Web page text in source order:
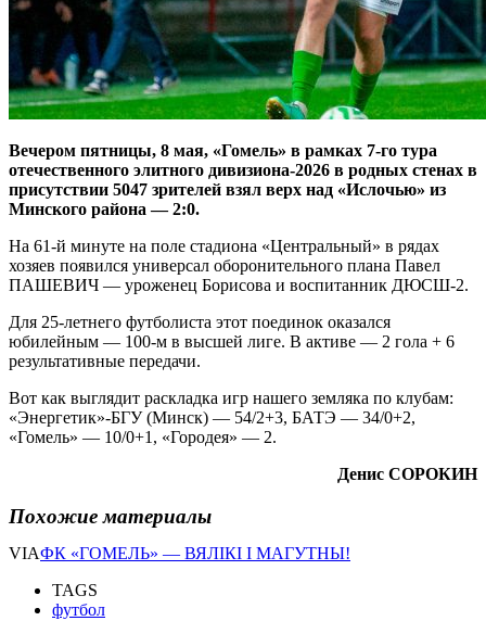
Вечером пятницы, 8 мая, «Гомель» в рамках 7-го тура
отечественного элитного дивизиона-2026 в родных стенах в
присутствии 5047 зрителей взял верх над «Ислочью» из
Минского района — 2:0.
На 61-й минуте на поле стадиона «Центральный» в рядах
хозяев появился универсал оборонительного плана Павел
ПАШЕВИЧ — уроженец Борисова и воспитанник ДЮСШ-2.
Для 25-летнего футболиста этот поединок оказался
юбилейным — 100-м в высшей лиге. В активе — 2 гола + 6
результативные передачи.
Вот как выглядит раскладка игр нашего земляка по клубам:
«Энергетик»-БГУ (Минск) — 54/2+3, БАТЭ — 34/0+2,
«Гомель» — 10/0+1, «Городея» — 2.
Денис СОРОКИН
Похожие материалы
VIAФК «ГОМЕЛЬ» — ВЯЛІКІ І МАГУТНЫ!
TAGS
футбол